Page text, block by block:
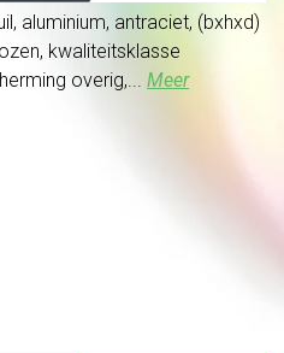
aluminium, antraciet, (bxhxd)
kwaliteitsklasse
overig,... Meer